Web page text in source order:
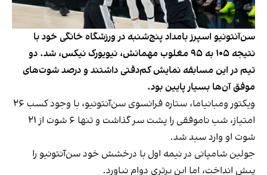
سن‌آنتونیو اسپرز بامداد پنج‌شنبه در ورزشگاه خانگی خود با
نتیجه ۱۰۵ به ۹۵ مغلوب مهمانش، نیویورک نیکس، شد. دو
تیم در این مسابقه نمایش کم‌دقتی داشتند و درصد شوت‌های
موفق آن‌ها بسیار پایین بود.
ویکتور ومبانیاما، ستاره فرانسوی سن‌آنتونیو، با وجود کسب ۲۶
امتیاز، شب ناموفقی را پشت سر گذاشت و تنها ۶ شوت از ۲۱
شوت او وارد سبد شد.
جولین شامپانی در نیمه اول با درخشش خود سن‌آنتونیو را
پیش انداخت، اما این برتری دوام نیاورد.